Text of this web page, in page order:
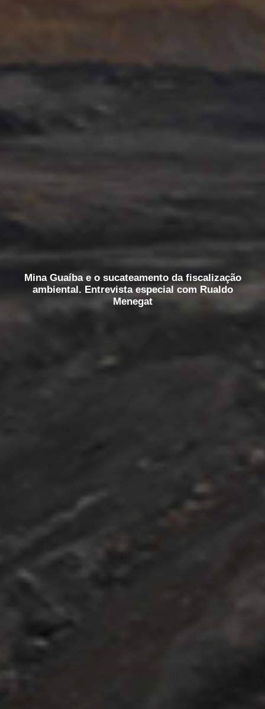
Mina Guaíba e o sucateamento da fiscalização
ambiental. Entrevista especial com Rualdo
Menegat